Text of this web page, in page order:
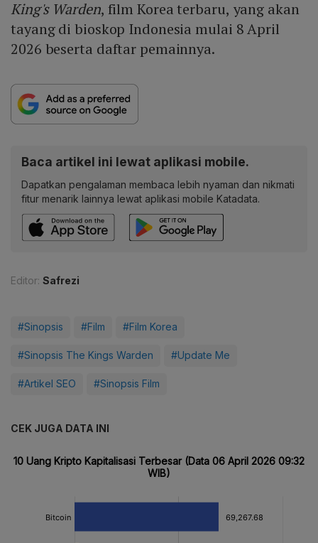
King's Warden, film Korea terbaru, yang akan
tayang di bioskop Indonesia mulai 8 April
2026 beserta daftar pemainnya.
Baca artikel ini lewat aplikasi mobile.
Dapatkan pengalaman membaca lebih nyaman dan nikmati
fitur menarik lainnya lewat aplikasi mobile Katadata.
Editor: Safrezi
#Sinopsis #Film #Film Korea
#Sinopsis The Kings Warden #Update Me
#Artikel SEO #Sinopsis Film
CEK JUGA DATA INI